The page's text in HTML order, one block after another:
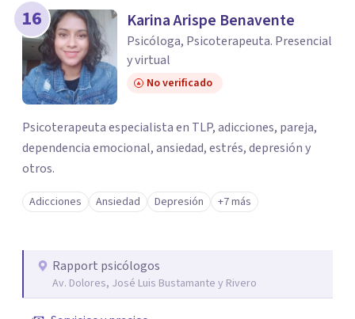
16 Karina Arispe Benavente
Psicóloga, Psicoterapeuta. Presencial
y virtual
No verificado
Psicoterapeuta especialista en TLP, adicciones, pareja,
dependencia emocional, ansiedad, estrés, depresión y
otros.
Adicciones Ansiedad Depresión +7 más
Rapport psicólogos
Av. Dolores, José Luis Bustamante y Rivero